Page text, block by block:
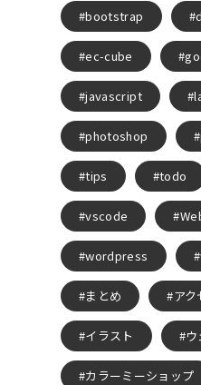
bootstrap
ec-cube
javascript
photoshop
tips todo
vscode
wordpress
まとめ アク
イラスト
カラーミーショップ